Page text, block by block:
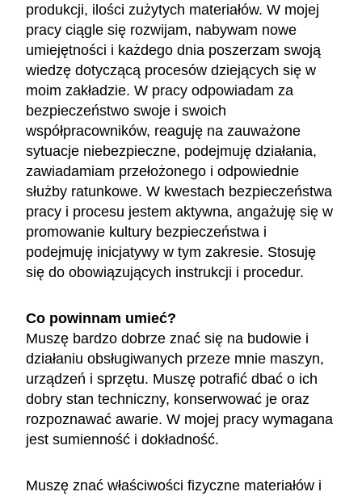
produkcji, ilości zużytych materiałów. W mojej
pracy ciągle się rozwijam, nabywam nowe
umiejętności i każdego dnia poszerzam swoją
wiedzę dotyczącą procesów dziejących się w
moim zakładzie. W pracy odpowiadam za
bezpieczeństwo swoje i swoich
współpracowników, reaguję na zauważone
sytuacje niebezpieczne, podejmuję działania,
zawiadamiam przełożonego i odpowiednie
służby ratunkowe. W kwestach bezpieczeństwa
pracy i procesu jestem aktywna, angażuję się w
promowanie kultury bezpieczeństwa i
podejmuję inicjatywy w tym zakresie. Stosuję
się do obowiązujących instrukcji i procedur.
Co powinnam umieć?
Muszę bardzo dobrze znać się na budowie i
działaniu obsługiwanych przeze mnie maszyn,
urządzeń i sprzętu. Muszę potrafić dbać o ich
dobry stan techniczny, konserwować je oraz
rozpoznawać awarie. W mojej pracy wymagana
jest sumienność i dokładność.
Muszę znać właściwości fizyczne materiałów i